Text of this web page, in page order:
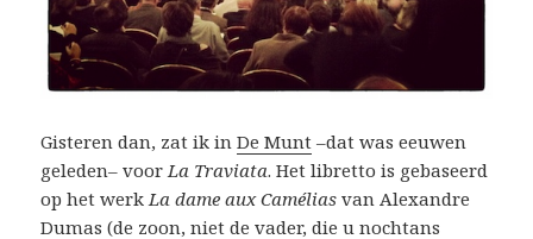
Gisteren dan, zat ik inDe Munt –dat was eeuwen
geleden– voor La Traviata. Het libretto is gebaseerd
op het werk La dame aux Camélias van Alexandre
Dumas (de zoon, niet de vader, die u nochtans